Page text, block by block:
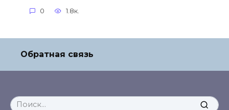
0 1.8к.
Обратная связь
Search